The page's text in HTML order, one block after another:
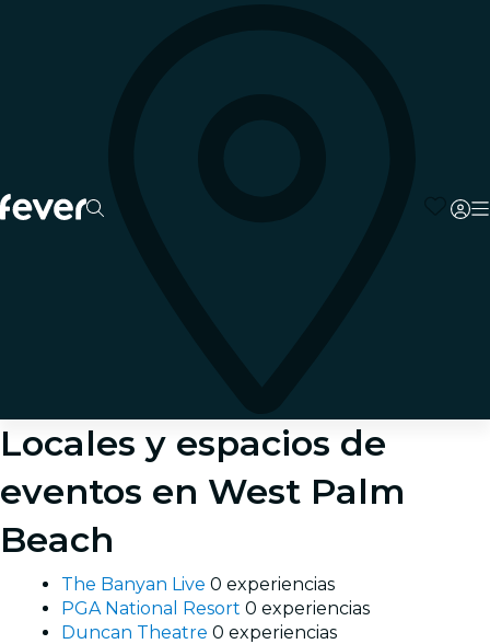
Locales y espacios de
eventos en West Palm
Beach
The Banyan Live 0 experiencias
PGA National Resort 0 experiencias
Duncan Theatre 0 experiencias